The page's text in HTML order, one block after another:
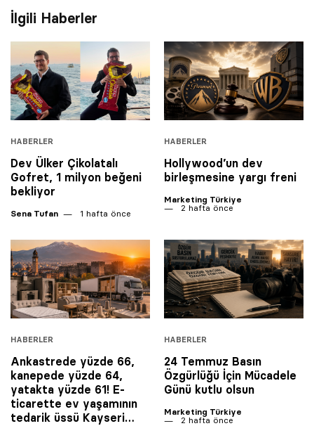
İlgili Haberler
HABERLER
Dev Ülker Çikolatalı
Gofret, 1 milyon beğeni
bekliyor
Sena Tufan 1 hafta önce
HABERLER
Hollywood’un dev
birleşmesine yargı freni
Marketing Türkiye
2 hafta önce
HABERLER
Ankastrede yüzde 66,
kanepede yüzde 64,
yatakta yüzde 61! E-
ticarette ev yaşamının
tedarik üssü Kayseri…
HABERLER
24 Temmuz Basın
Özgürlüğü İçin Mücadele
Günü kutlu olsun
Marketing Türkiye
2 hafta önce